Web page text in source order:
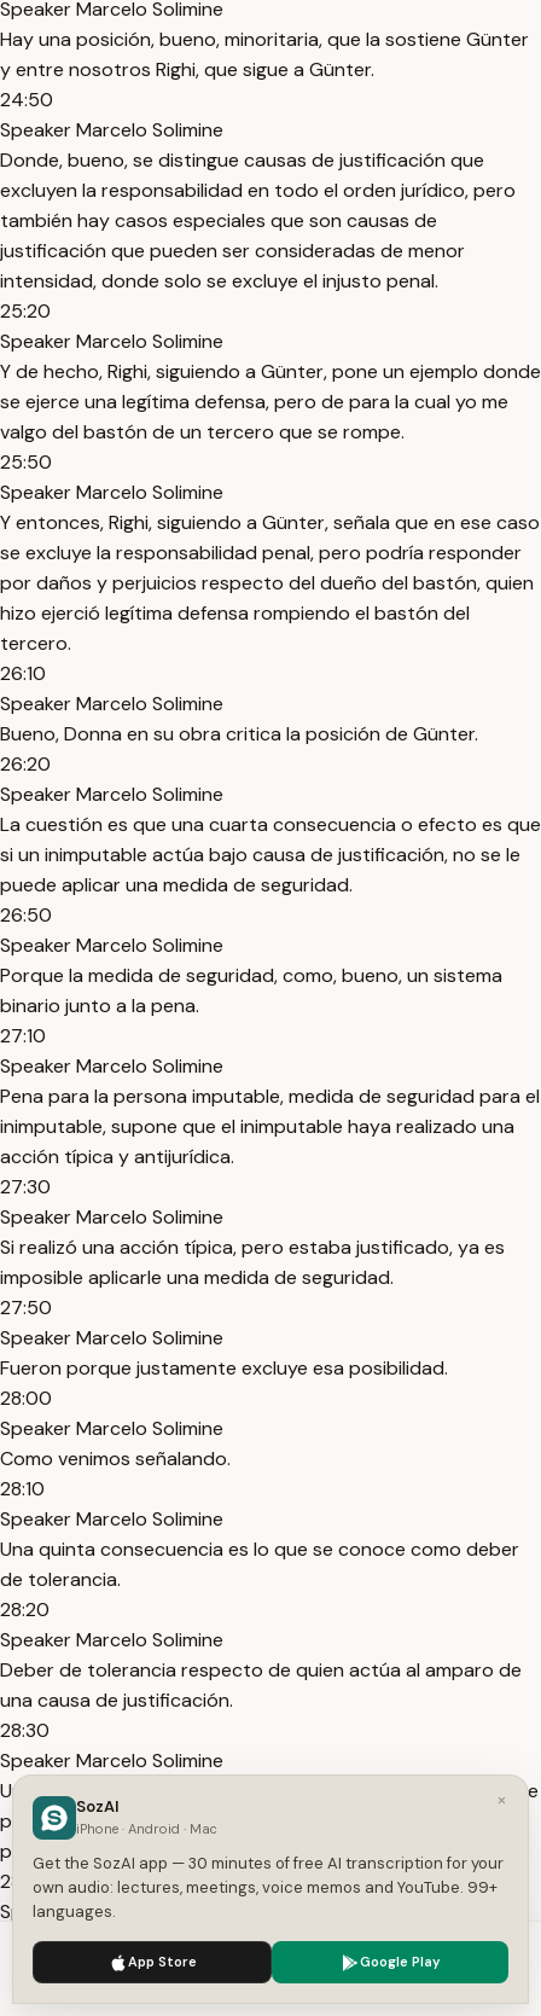
Speaker Marcelo Solimine
Hay una posición, bueno, minoritaria, que la sostiene Günter
y entre nosotros Righi, que sigue a Günter.
24:50
Speaker Marcelo Solimine
Donde, bueno, se distingue causas de justificación que
excluyen la responsabilidad en todo el orden jurídico, pero
también hay casos especiales que son causas de
justificación que pueden ser consideradas de menor
intensidad, donde solo se excluye el injusto penal.
25:20
Speaker Marcelo Solimine
Y de hecho, Righi, siguiendo a Günter, pone un ejemplo donde
se ejerce una legítima defensa, pero de para la cual yo me
valgo del bastón de un tercero que se rompe.
25:50
Speaker Marcelo Solimine
Y entonces, Righi, siguiendo a Günter, señala que en ese caso
se excluye la responsabilidad penal, pero podría responder
por daños y perjuicios respecto del dueño del bastón, quien
hizo ejerció legítima defensa rompiendo el bastón del
tercero.
26:10
Speaker Marcelo Solimine
Bueno, Donna en su obra critica la posición de Günter.
26:20
Speaker Marcelo Solimine
La cuestión es que una cuarta consecuencia o efecto es que
si un inimputable actúa bajo causa de justificación, no se le
puede aplicar una medida de seguridad.
26:50
Speaker Marcelo Solimine
Porque la medida de seguridad, como, bueno, un sistema
binario junto a la pena.
27:10
Speaker Marcelo Solimine
Pena para la persona imputable, medida de seguridad para el
inimputable, supone que el inimputable haya realizado una
acción típica y antijurídica.
27:30
Speaker Marcelo Solimine
Si realizó una acción típica, pero estaba justificado, ya es
imposible aplicarle una medida de seguridad.
27:50
Speaker Marcelo Solimine
Fueron porque justamente excluye esa posibilidad.
28:00
Speaker Marcelo Solimine
Como venimos señalando.
28:10
Speaker Marcelo Solimine
Una quinta consecuencia es lo que se conoce como deber
de tolerancia.
28:20
Speaker Marcelo Solimine
Deber de tolerancia respecto de quien actúa al amparo de
una causa de justificación.
28:30
Speaker Marcelo Solimine
Una consecuencia de esto es que quien no que alguien no se
puede oponer una propia causa de justificación contra la
persona que obra justificadamente.
28:50
Speaker Marcelo Solimine
O sea, si alguien actúa en legítima defensa, la persona que
fue el agresor no puede a su vez actuar en legítima defensa.
29:10
We use cookies to enhance your experience.
×
SozAI
iPhone · Android · Mac
Get the SozAI app — 30 minutes of free AI transcription for your
own audio: lectures, meetings, voice memos and YouTube. 99+
languages.
App Store Google Play